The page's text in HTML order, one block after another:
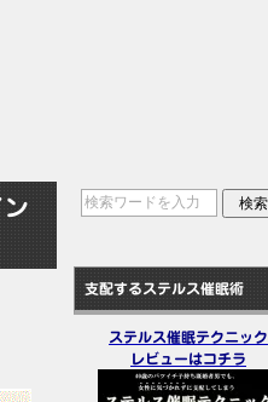
支配するステルス催眠術
ステルス催眠テクニック
レビューはコチラ